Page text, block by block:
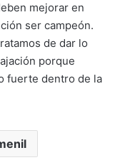
mejorar en
ser campeón.
de dar lo
porque
fuerte dentro de la